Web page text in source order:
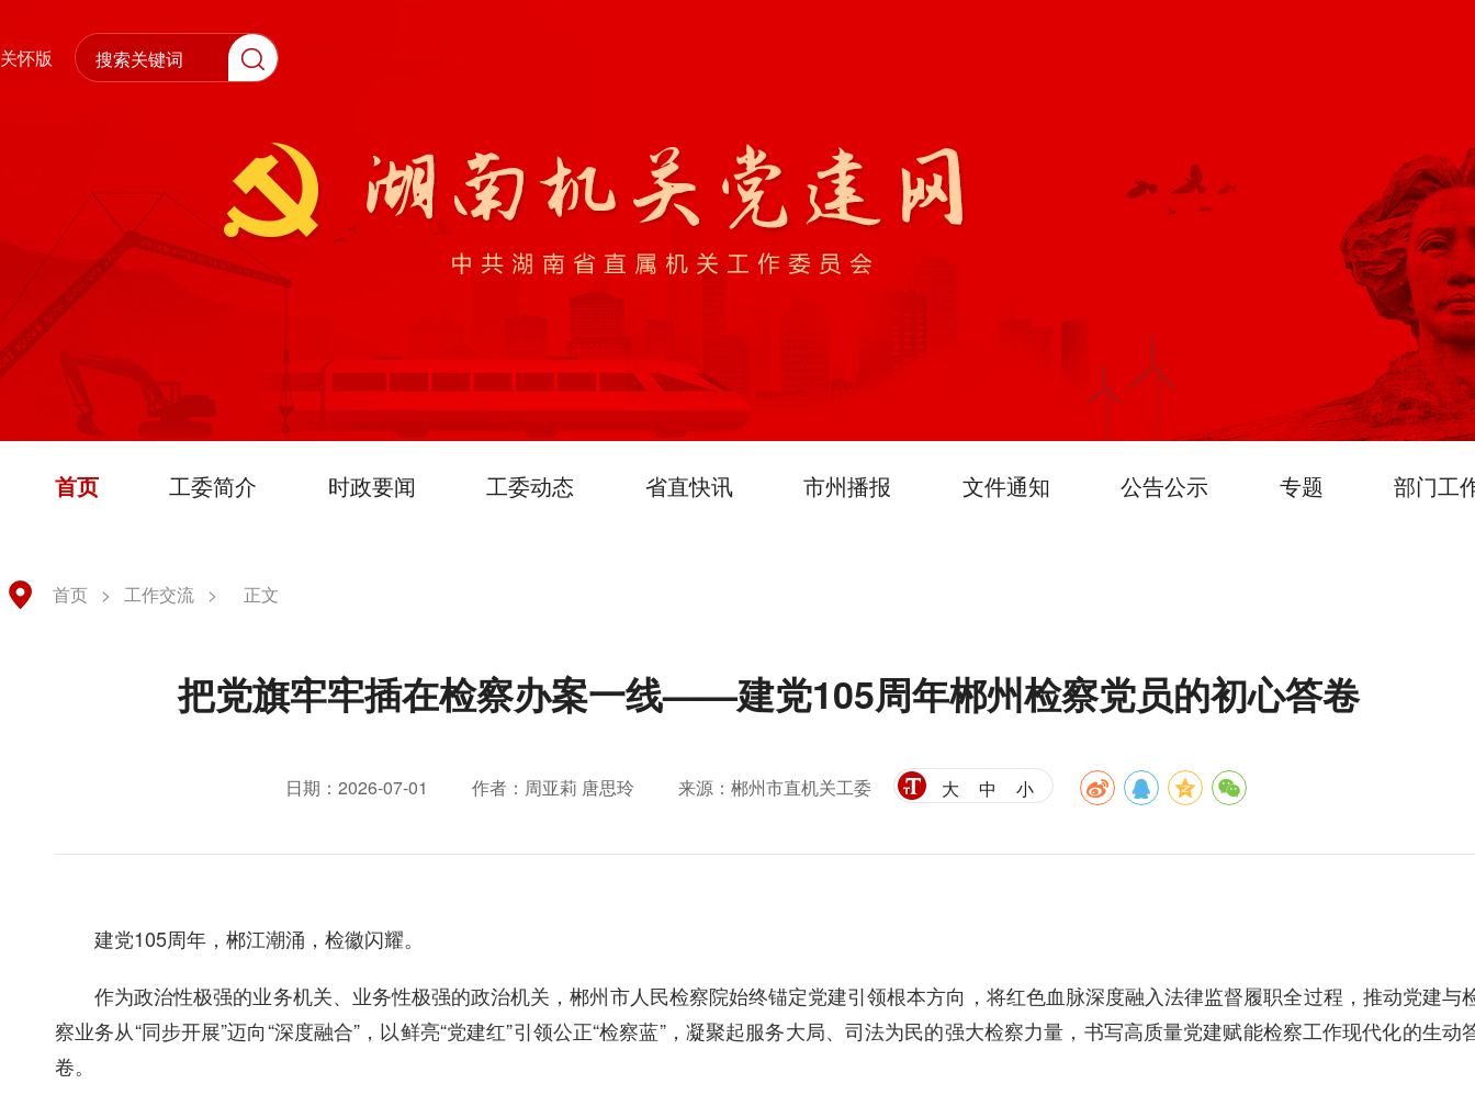
关怀版
首页 工委简介 时政要闻 工委动态 省直快讯 市州播报 文件通知 公告公示 专题 部门工
首页 > 工作交流 > 正文
把党旗牢牢插在检察办案一线——建党105周年郴州检察党员的初心答卷
日期：2026-07-01 作者：周亚莉 唐思玲 来源：郴州市直机关工委 大 中 小
建党105周年，郴江潮涌，检徽闪耀。
作为政治性极强的业务机关、业务性极强的政治机关，郴州市人民检察院始终锚定党建引领根本方向，将红色血脉深度融入法律监督履职全过程，推动党建与
察业务从“同步开展”迈向“深度融合”，以鲜亮“党建红”引领公正“检察蓝”，凝聚起服务大局、司法为民的强大检察力量，书写高质量党建赋能检察工作现代化的生动
卷。